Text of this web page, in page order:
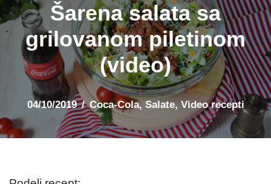
Šarena salata sa
grilovanom piletinom
(video)
04/10/2019 Coca-Cola, Salate, Video recepti